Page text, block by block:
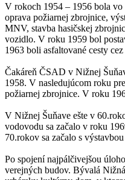
V rokoch 1954 – 1956 bola vo
oprava požiarnej zbrojnice,
MNV, stavba hasičskej
vozidlo. V roku 1959 bol
1963 boli asfaltované cesty cez
Čakáreň ČSAD v Nižnej
1958. V nasledujúcom roku
požiarnej zbrojnice. V roku
V Nižnej Šuňave ešte v
vodovodu sa začalo v roku
70.rokov sa začalo s
Po spojení najpálčivejšou
verejných budov. Bývalá